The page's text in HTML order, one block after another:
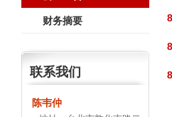
财务摘要
联系我们
陈韦仲